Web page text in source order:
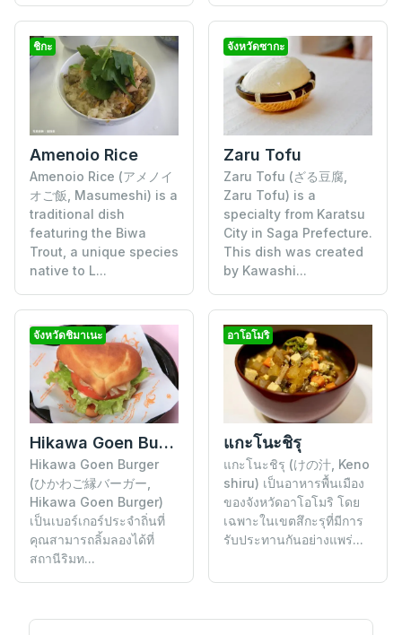
ชิกะ
Amenoio Rice
Amenoio Rice (アメノイ
オご飯, Masumeshi) is a
traditional dish
featuring the Biwa
Trout, a unique species
native to L...
จังหวัดซากะ
Zaru Tofu
Zaru Tofu (ざる豆腐,
Zaru Tofu) is a
specialty from Karatsu
City in Saga Prefecture.
This dish was created
by Kawashi...
จังหวัดชิมาเนะ
Hikawa Goen Burger
Hikawa Goen Burger
(ひかわご縁バーガー,
Hikawa Goen Burger)
เป็นเบอร์เกอร์ประจำถิ่นที่
คุณสามารถลิ้มลองได้ที่
สถานีริมท...
อาโอโมริ
แกะโนะชิรุ
แกะโนะชิรุ (けの汁, Keno
shiru) เป็นอาหารพื้นเมือง
ของจังหวัดอาโอโมริ โดย
เฉพาะในเขตสึกะรุที่มีการ
รับประทานกันอย่างแพร่...